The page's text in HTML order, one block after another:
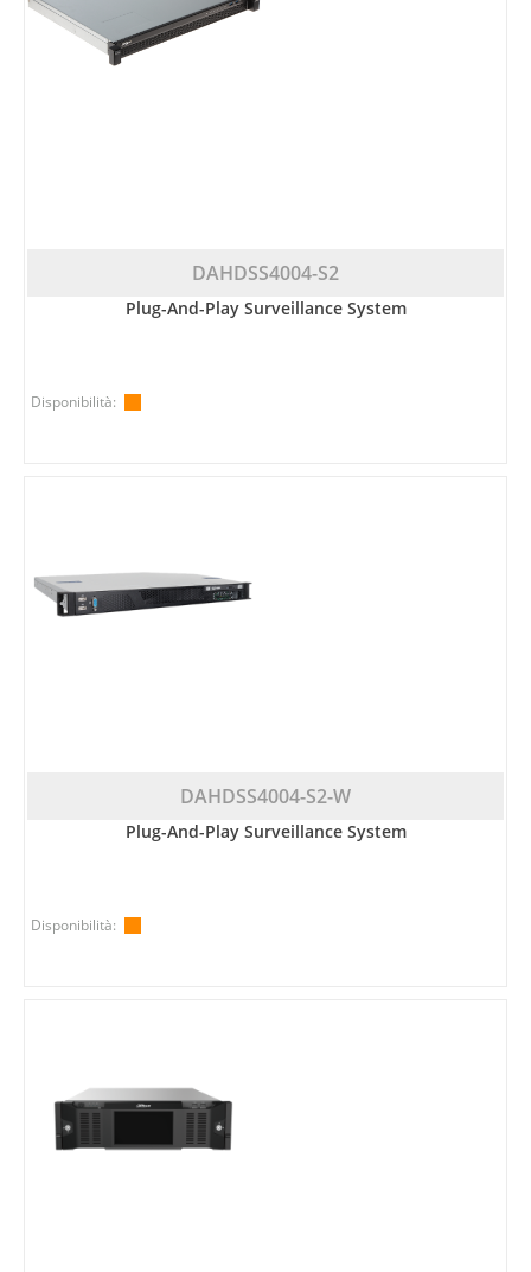
DAHDSS4004-S2
Plug-And-Play Surveillance System
Disponibilità:
DAHDSS4004-S2-W
Plug-And-Play Surveillance System
Disponibilità: